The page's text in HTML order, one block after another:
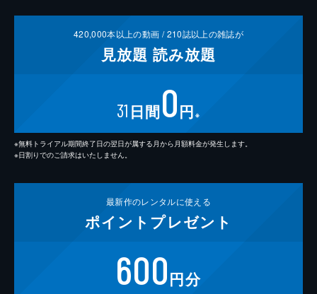
420,000本以上の動画 /210誌以上の雑誌が
見放題 読み放題
31 日間0円 ※
※無料トライアル期間終了日の翌日が属する月から月額料金が発生します。
※日割りでのご請求はいたしません。
最新作のレンタルに使える
ポイント プレゼント
600円分